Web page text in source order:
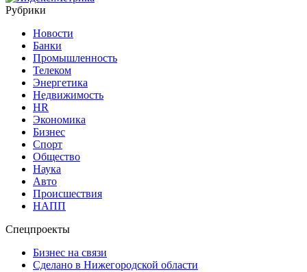
Рубрики
Новости
Банки
Промышленность
Телеком
Энергетика
Недвижимость
HR
Экономика
Бизнес
Спорт
Общество
Наука
Авто
Происшествия
НАПП
Спецпроекты
Бизнес на связи
Сделано в Нижегородской области